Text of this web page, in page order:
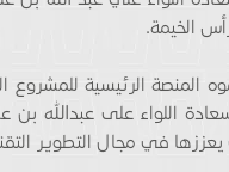
الخيمة.
الرئيسية للمشروع
على عبدالله بن
يعززها في مجال